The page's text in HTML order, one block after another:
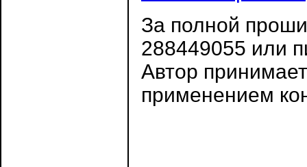
За полной
288449055 или
Автор
применением